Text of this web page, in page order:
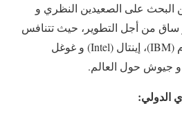
البحث على الصعيدين النظري و
من أجل التطوير، حيث تتنافس
شركات رائدة مثل أي بي أم (IBM)، إينتال (Intel) و غوغل